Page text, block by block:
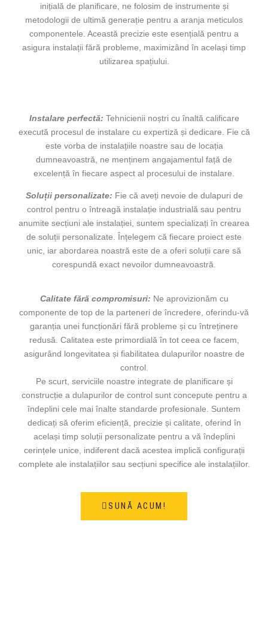
inițială de planificare, ne folosim de instrumente și
metodologii de ultimă generație pentru a aranja meticulos
componentele. Această precizie este esențială pentru a
asigura instalații fără probleme, maximizând în același timp
utilizarea spațiului.
Instalare perfectă: Tehnicienii noștri cu înaltă calificare
execută procesul de instalare cu expertiză și dedicare. Fie că
este vorba de instalațiile noastre sau de locația
dumneavoastră, ne menținem angajamentul față de
excelență în fiecare aspect al procesului de instalare.
Soluții personalizate: Fie că aveți nevoie de dulapuri de
control pentru o întreagă instalație industrială sau pentru
anumite secțiuni ale instalației, suntem specializați în crearea
de soluții personalizate. Înțelegem că fiecare proiect este
unic, iar abordarea noastră este de a oferi soluții care să
corespundă exact nevoilor dumneavoastră.
Calitate fără compromisuri: Ne aprovizionăm cu
componente de top de la parteneri de încredere, oferindu-vă
garanția unei funcționări fără probleme și cu întreținere
redusă. Calitatea este primordială în tot ceea ce facem,
asigurând longevitatea și fiabilitatea dulapurilor noastre de
control.
Pe scurt, serviciile noastre integrate de planificare și
construcție a dulapurilor de control sunt concepute pentru a
îndeplini cele mai înalte standarde profesionale. Suntem
dedicați să oferim eficiență, precizie și calitate, oferind în
același timp soluții personalizate pentru a vă îndeplini
cerințele unice, indiferent dacă acestea implică configurații
complete ale instalațiilor sau secțiuni specifice ale instalațiilor.
SUNĂ ACUM!